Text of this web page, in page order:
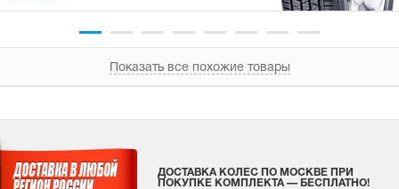
Показать все похожие товары
ДОСТАВКА КОЛЕС ПО МОСКВЕ ПРИ
ПОКУПКЕ КОМПЛЕКТА — БЕСПЛАТНО!